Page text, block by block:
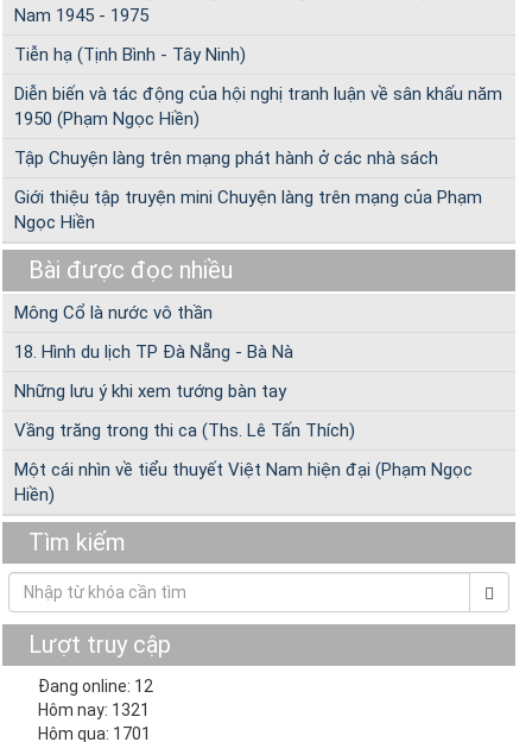
Nam 1945 - 1975
Tiễn hạ (Tịnh Bình - Tây Ninh)
Diễn biến và tác động của hội nghị tranh luận về sân khấu năm
1950 (Phạm Ngọc Hiền)
Tập Chuyện làng trên mạng phát hành ở các nhà sách
Giới thiệu tập truyện mini Chuyện làng trên mạng của Phạm
Ngọc Hiền
Bài được đọc nhiều
Mông Cổ là nước vô thần
18. Hình du lịch TP Đà Nẵng - Bà Nà
Những lưu ý khi xem tướng bàn tay
Vầng trăng trong thi ca (Ths. Lê Tấn Thích)
Một cái nhìn về tiểu thuyết Việt Nam hiện đại (Phạm Ngọc
Hiền)
Tìm kiếm
Lượt truy cập
Đang online: 12
Hôm nay: 1321
Hôm qua: 1701